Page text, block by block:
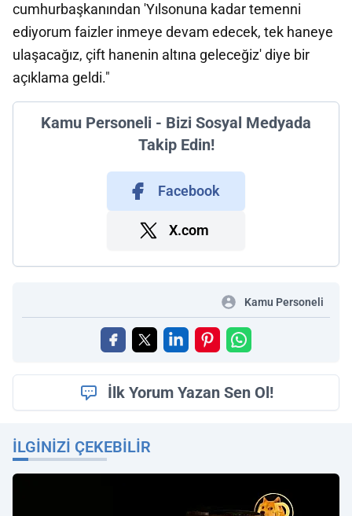
cumhurbaşkanından 'Yılsonuna kadar temenni
ediyorum faizler inmeye devam edecek, tek haneye
ulaşacağız, çift hanenin altına geleceğiz' diye bir
açıklama geldi."
Kamu Personeli - Bizi Sosyal Medyada
Takip Edin!
Facebook
X.com
Kamu Personeli
İlk Yorum Yazan Sen Ol!
İLGINIZI ÇEKEBILIR